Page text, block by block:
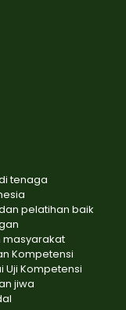
tenaga
pelatihan baik
masyarakat
Kompetensi
Uji Kompetensi
jiwa